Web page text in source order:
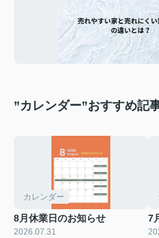
”カレンダー”おすすめ記
カレンダー
8月休業日のお知らせ
2026.07.31
7